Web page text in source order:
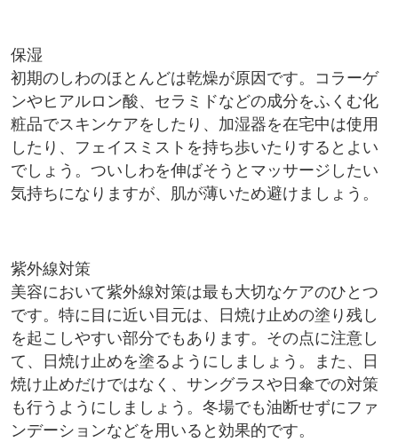
保湿
初期のしわのほとんどは乾燥が原因です。コラーゲ
ンやヒアルロン酸、セラミドなどの成分をふくむ化
粧品でスキンケアをしたり、加湿器を在宅中は使用
したり、フェイスミストを持ち歩いたりするとよい
でしょう。ついしわを伸ばそうとマッサージしたい
気持ちになりますが、肌が薄いため避けましょう。
紫外線対策
美容において紫外線対策は最も大切なケアのひとつ
です。特に目に近い目元は、日焼け止めの塗り残し
を起こしやすい部分でもあります。その点に注意し
て、日焼け止めを塗るようにしましょう。また、日
焼け止めだけではなく、サングラスや日傘での対策
も行うようにしましょう。冬場でも油断せずにファ
ンデーションなどを用いると効果的です。